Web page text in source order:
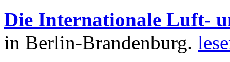
Die Internationale Luft-
in Berlin-Brandenburg.